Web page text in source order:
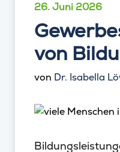
26. Juni 2026
von
von Dr. Isabella